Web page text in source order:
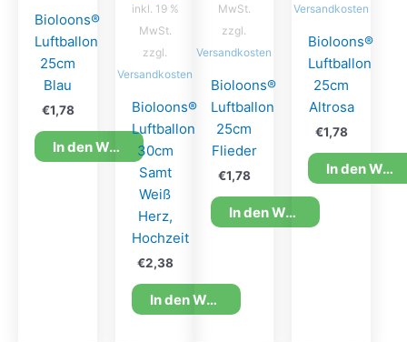
Bioloons®
Luftballon
25cm
Blau
€1,78
In den Warenkorb
inkl. 19 %
MwSt.
zzgl.
Versandkosten
Bioloons®
Luftballon
30cm
Samt
Weiß
Herz,
Hochzeit
€2,38
In den Warenkorb
MwSt.
zzgl.
Versandkosten
Bioloons®
Luftballon
25cm
Flieder
€1,78
In den Warenkorb
Versandkosten
Bioloons®
Luftballon
25cm
Altrosa
€1,78
In den Warenkorb